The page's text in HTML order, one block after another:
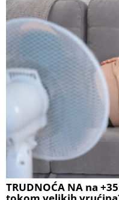
TRUDNOĆA NA na